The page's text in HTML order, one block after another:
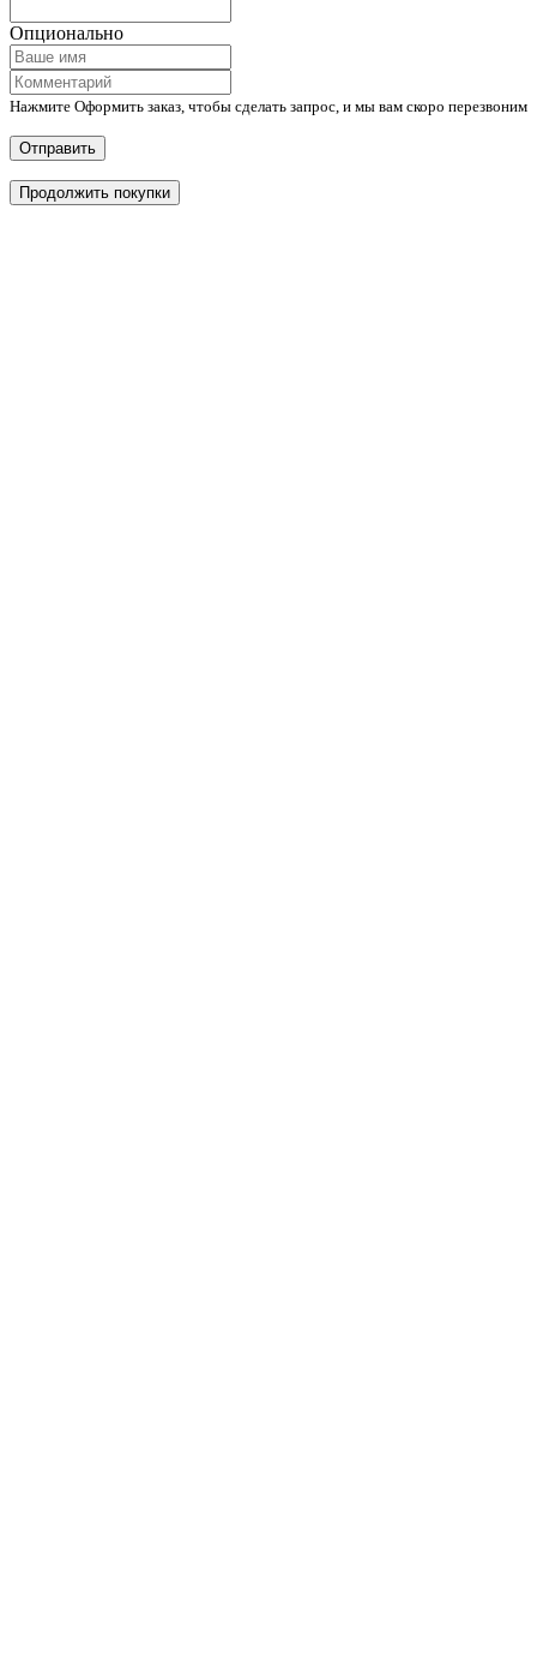
Опционально
Нажмите Оформить заказ, чтобы сделать запрос, и мы вам скоро перезвоним
Отправить
Продолжить покупки